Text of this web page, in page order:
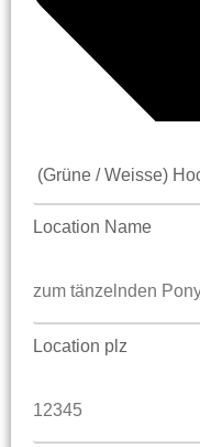
Location Name
Location plz